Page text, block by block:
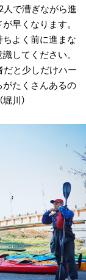
人で漕ぎながら進
早くなります。
よく前に進まな
してください。
と少しだけハー
がたくさんあるの
川）